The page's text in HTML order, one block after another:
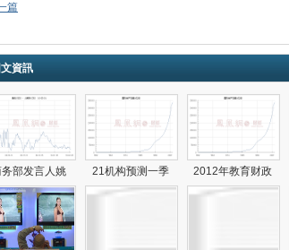
篇
文資訊
部发言人姚 21机构预测一季 2012年教育财政